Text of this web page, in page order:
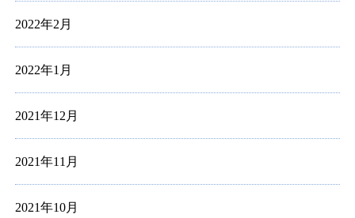
2022年2月
2022年1月
2021年12月
2021年11月
2021年10月